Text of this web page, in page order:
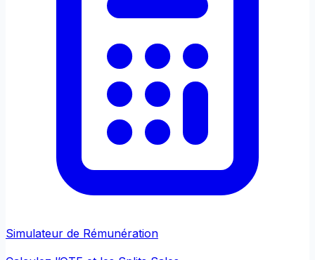
Simulateur de Rémunération